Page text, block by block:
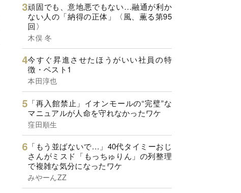
頑固でも、意地悪でもない…融通が利か
ない人の「納得の正体」〈風、薫る第95
回〉
木俣 冬
今すぐ昇進させたほうがいい社員の特
徴・ベスト1
本田淳也
「再入館禁止」イオンモールの“完璧”な
マニュアルが人命を守れなかったワケ
窪田順生
「もう並ばないで…」40代タイミーおじ
さんがミスド「もっちゅりん」の列整理
で複雑な気分になったワケ
みやーんZZ